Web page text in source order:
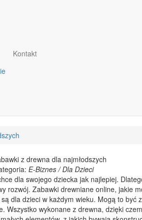
Kontakt
z drewna dla najmłodszych
E-Biznes / Dla Dzieci
dla swojego dziecka jak najlepiej.
rozwój. Zabawki drewniane online, jakie
dla dzieci w każdym wieku. Mogą to
Wszystko wykonane z drewna, dzięki